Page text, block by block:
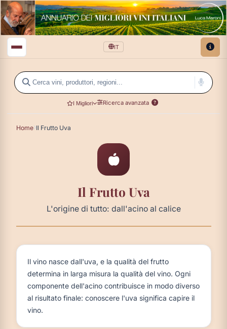
IT
I Migliori Ricerca avanzata
Home Il Frutto Uva
Il Frutto Uva
L'origine di tutto: dall'acino al calice
Il vino nasce dall'uva, e la qualità del frutto
determina in larga misura la qualità del vino. Ogni
componente dell'acino contribuisce in modo diverso
al risultato finale: conoscere l'uva significa capire il
vino.